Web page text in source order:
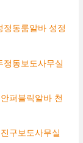
동룸알바 성정
동보도사무실
퍼블릭알바 천
구보도사무실